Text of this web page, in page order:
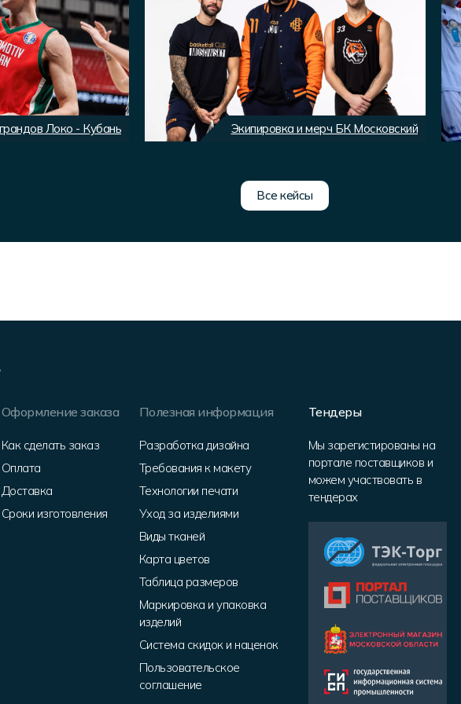
Локо - Кубань
Экипировка и мерч БК Московский
Все кейсы
Оформление заказа
Как сделать заказ
Оплата
Доставка
Сроки изготовления
Полезная информация
Разработка дизайна
Требования к макету
Технологии печати
Уход за изделиями
Виды тканей
Карта цветов
Таблица размеров
Маркировка и упаковка
изделий
Система скидок и наценок
Пользовательское
соглашение
Тендеры
Мы зарегистированы на
портале поставщиков и
можем участвовать в
тендерах